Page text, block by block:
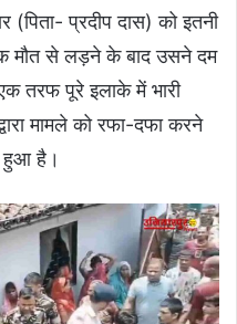
(पिता- प्रदीप दास) को इतनी
मौत से लड़ने के बाद उसने दम
तरफ पूरे इलाके में भारी
मामले को रफा-दफा करने
हुआ है।